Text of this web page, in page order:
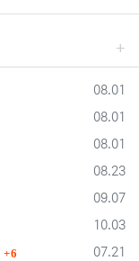
등록일
08.01
등록일
08.01
등록일
08.01
등록일
08.23
등록일
09.07
등록일
10.03
등록일
07.21
6